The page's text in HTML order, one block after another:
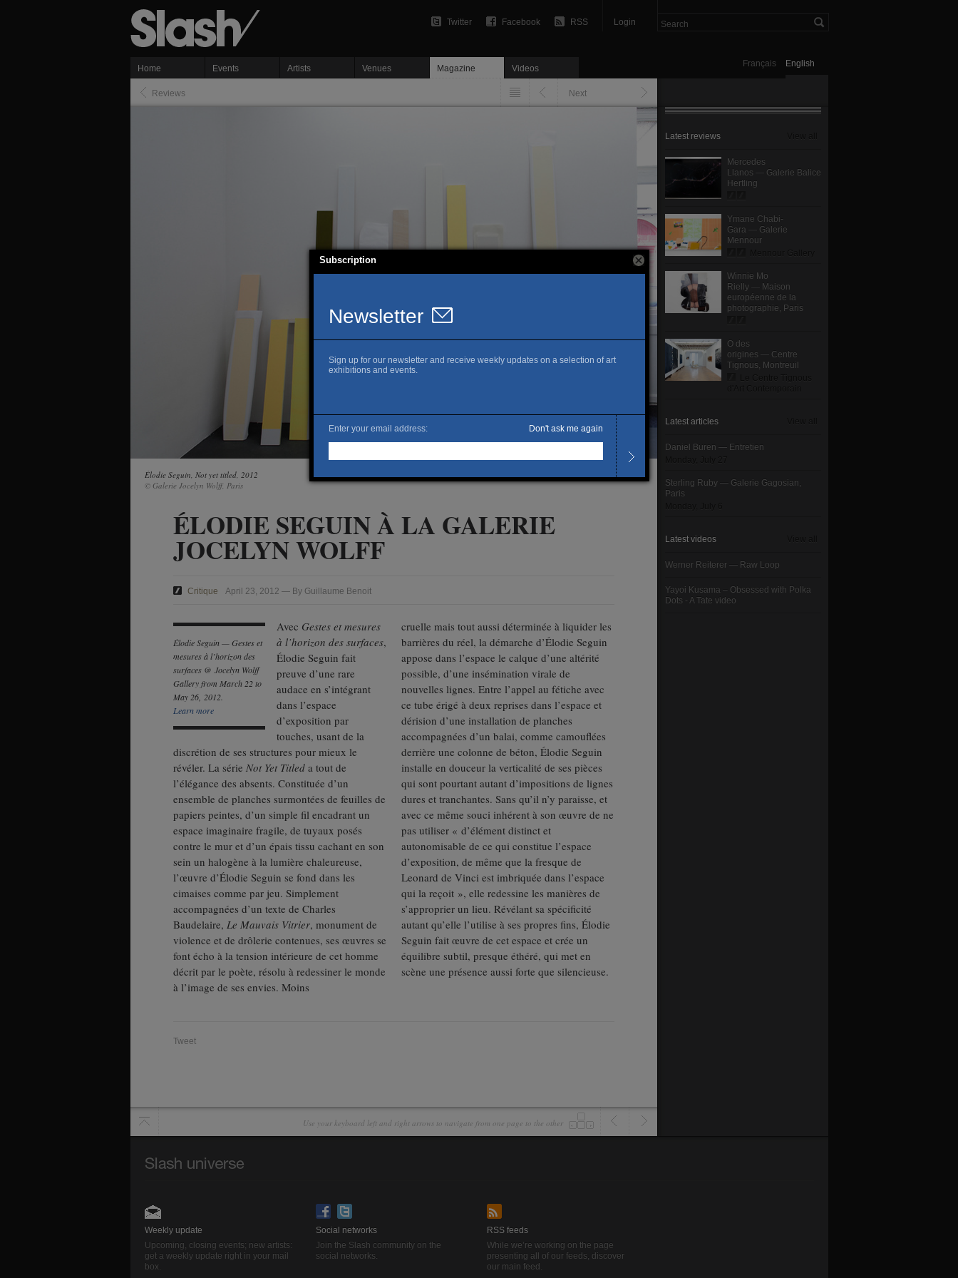
Login
RSS
Facebook
Twitter
Français English
Home Events Artists Venues Magazine Videos
Next
Reviews
Élodie Seguin, Not yet titled, 2012
© Galerie Jocelyn Wolff, Paris
ÉLODIE SEGUIN À LA GALERIE
JOCELYN WOLFF
Critique April 23, 2012 — By Guillaume Benoit
Élodie Seguin — Gestes et
mesures à l’horizon des
surfaces @ Jocelyn Wolff
Gallery from March 22 to
May 26, 2012.
Learn more
Avec Gestes et mesures
à l’horizon des surfaces,
Élodie Seguin fait
preuve d’une rare
audace en s’intégrant
dans l’espace
d’exposition par
touches, usant de la
discrétion de ses structures pour mieux le
révéler. La série Not Yet Titleda tout de
l’élégance des absents. Constituée d’un
ensemble de planches surmontées de feuilles de
papiers peintes, d’un simple fil encadrant un
espace imaginaire fragile, de tuyaux posés
contre le mur et d’un épais tissu cachant en son
sein un halogène à la lumière chaleureuse,
l’œuvre d’Élodie Seguin se fond dans les
cimaises comme par jeu. Simplement
accompagnées d’un texte de Charles
Baudelaire, Le Mauvais Vitrier, monument de
violence et de drôlerie contenues, ses œuvres se
font écho à la tension intérieure de cet homme
décrit par le poète, résolu à redessiner le monde
à l’image de ses envies. Moins
cruelle mais tout aussi déterminée à liquider les
barrières du réel, la démarche d’Élodie Seguin
appose dans l’espace le calque d’une altérité
possible, d’une insémination virale de
nouvelles lignes. Entre l’appel au fétiche avec
ce tube érigé à deux reprises dans l’espace et
dérision d’une installation de planches
accompagnées d’un balai, comme camouflées
derrière une colonne de béton, Élodie Seguin
installe en douceur la verticalité de ses pièces
qui sont pourtant autant d’impositions de lignes
dures et tranchantes. Sans qu’il n’y paraisse, et
avec ce même souci inhérent à son œuvre de ne
pas utiliser « d’élément distinct et
autonomisable de ce qui constitue l’espace
d’exposition, de même que la fresque de
Leonard de Vinci est imbriquée dans l’espace
qui la reçoit », elle redessine les manières de
s’approprier un lieu. Révélant sa spécificité
autant qu’elle l’utilise à ses propres fins, Élodie
Seguin fait œuvre de cet espace et crée un
équilibre subtil, presque éthéré, qui met en
scène une présence aussi forte que silencieuse.
Tweet
Use your keyboard left and right arrows to navigate from one page to the other
Latest reviews View all
Mercedes
Llanos — Galerie Balice
Hertling
Ymane Chabi-
Gara — Galerie
Mennour
Mennour Gallery
Winnie Mo
Rielly — Maison
européenne de la
photographie, Paris
O des
origines — Centre
Tignous, Montreuil
Le Centre Tignous
d'Art Contemporain
Latest articles View all
Daniel Buren — Entretien
Monday, July 27
Sterling Ruby — Galerie Gagosian,
Paris
Monday, July 6
Latest videos View all
Werner Reiterer — Raw Loop
Yayoi Kusama – Obsessed with Polka
Dots - A Tate video
Weekly update
Upcoming, closing events; new artists:
get a weekly update right in your mail
box.
Social networks
Join the Slash community on the
social networks.
RSS feeds
While we’re working on the page
presenting all of our feeds, discover
our main feed.
Subscription